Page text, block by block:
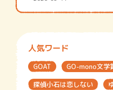
人気ワード
GOAT GO-mono文学
探偵小石は恋しない